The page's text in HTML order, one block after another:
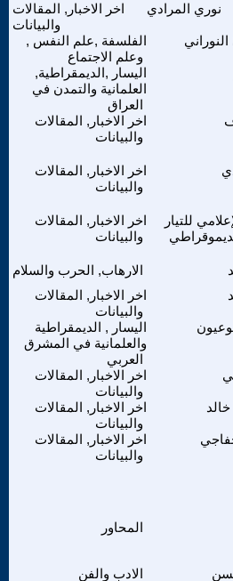
اخر الاخبار, المقالات
والبيانات
نوري المرادي
الفلسفة ,علم النفس ,
وعلم الاجتماع
اليسار ,الديمقراطية,
العلمانية والتمدن في
العراق
اخر الاخبار, المقالات
والبيانات
اخر الاخبار, المقالات
والبيانات
اخر الاخبار, المقالات
والبيانات
للتيار
الارهاب, الحرب والسلام
اخر الاخبار, المقالات
والبيانات
اليسار , الديمقراطية
والعلمانية في المشرق
العربي
اخر الاخبار, المقالات
والبيانات
اخر الاخبار, المقالات
والبيانات
اخر الاخبار, المقالات
والبيانات
الادب والفن